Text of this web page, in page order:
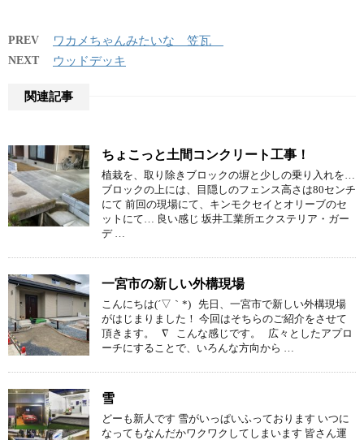
PREV ワカメちゃんみたいな 笠瓦
NEXT ウッドデッキ
関連記事
ちょこっと土間コンクリート工事！
植栽を、取り除きブロックの塀と少しの乗り入れを…
ブロックの上には、目隠しのフェンス高さは80センチ
にて 前回の現場にて、キンモクセイとオリーブのセ
ットにて… 良い感じ 坂井工業所エクステリア・ガー
デ …
一宮市の新しい外構現場
こんにちは(´▽｀*) 先日、一宮市で新しい外構現場
がはじまりました！ 今回はそちらのご紹介をさせて
頂きます。 ∇ こんな感じです。 広々としたアプロ
ーチにすることで、いろんな方向から …
雪
どーも新人です 雪がいっぱいふっております いつに
なってもなんだかワクワクしてしまいます 皆さん運